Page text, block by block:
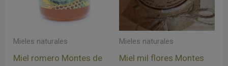
Mieles naturales
Miel romero Montes de
Mieles naturales
Miel mil flores Montes